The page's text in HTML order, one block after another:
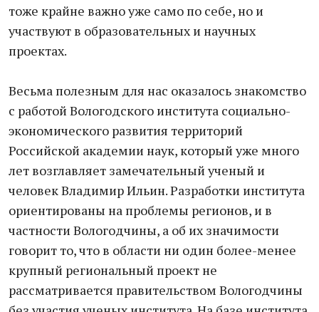
тоже крайне важно уже само по себе, но и
участвуют в образовательных и научных
проектах.
Весьма полезным для нас оказалось знакомство
с работой Вологодского института социально-
экономического развития территорий
Российской академии наук, который уже много
лет возглавляет замечательный ученый и
человек Владимир Ильин. Разработки института
ориентированы на проблемы регионов, и в
частности Вологодчины, а об их значимости
говорит то, что в области ни один более-менее
крупный региональный проект не
рассматривается правительством Вологодчины